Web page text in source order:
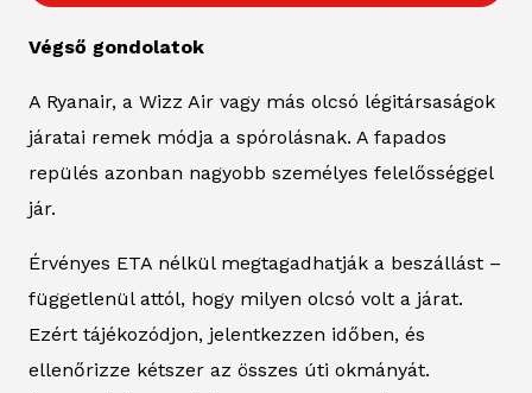
Végső gondolatok
A Ryanair, a Wizz Air vagy más olcsó légitársaságok
járatai remek módja a spórolásnak. A fapados
repülés azonban nagyobb személyes felelősséggel
jár.
Érvényes ETA nélkül megtagadhatják a beszállást –
függetlenül attól, hogy milyen olcsó volt a járat.
Ezért tájékozódjon, jelentkezzen időben, és
ellenőrizze kétszer az összes úti okmányát.